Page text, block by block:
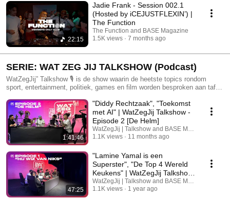
22:15
Jadie Frank - Session 002.1
(Hosted by iCEJUSTFLEXIN’) |
The Function
The Function and BASE Magazine
1.5K views
7 months ago
SERIE: WAT ZEG JIJ TALKSHOW (Podcast)
WatZegJij” Talkshow 🎙️ is de show waarin de heetste topics rondom
sport, entertainment, politiek, games en film worden besproken aan tafel.
bekijken op YouTube! #Base
1:41:46
"Diddy Rechtzaak", "Toekomst
met AI" | WatZegJij Talkshow -
Episode 2 [De Helm]
WatZegJij | Talkshow and BASE Magazine
1.1K views
11 months ago
47:25
"Lamine Yamal is een
Superster", "De Top 4 Wereld
Keukens" | WatZegJij Talkshow
- Episode 1
WatZegJij | Talkshow and BASE Magazine
1.1K views
1 year ago